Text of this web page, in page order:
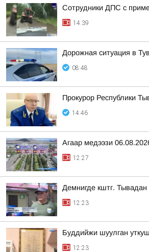
Сотрудники ДПС с
14:39
Дорожная ситуация в
08:48
Прокурор Республики
14:46
Агаар медээзи
12:27
Демнигде кштг. Тывадан
12:23
Буддийжи шуулган
12:23